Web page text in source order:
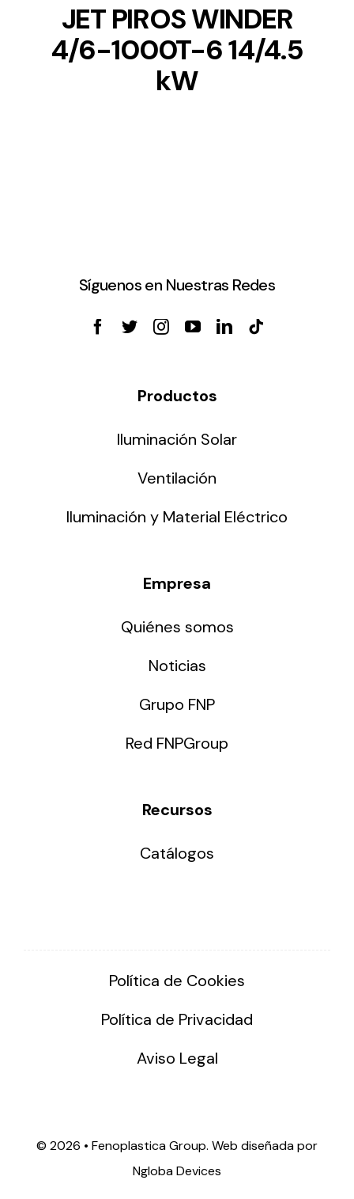
JET PIROS WINDER
4/6-1000T-6 14/4.5
kW
Síguenos en Nuestras Redes
Productos
Iluminación Solar
Ventilación
Iluminación y Material Eléctrico
Empresa
Quiénes somos
Noticias
Grupo FNP
Red FNPGroup
Recursos
Catálogos
Política de Cookies
Política de Privacidad
Aviso Legal
© 2026 • Fenoplastica Group. Web diseñada por
Ngloba Devices